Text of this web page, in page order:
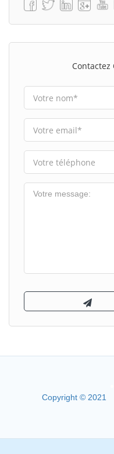
Contactez
Copyright © 2021